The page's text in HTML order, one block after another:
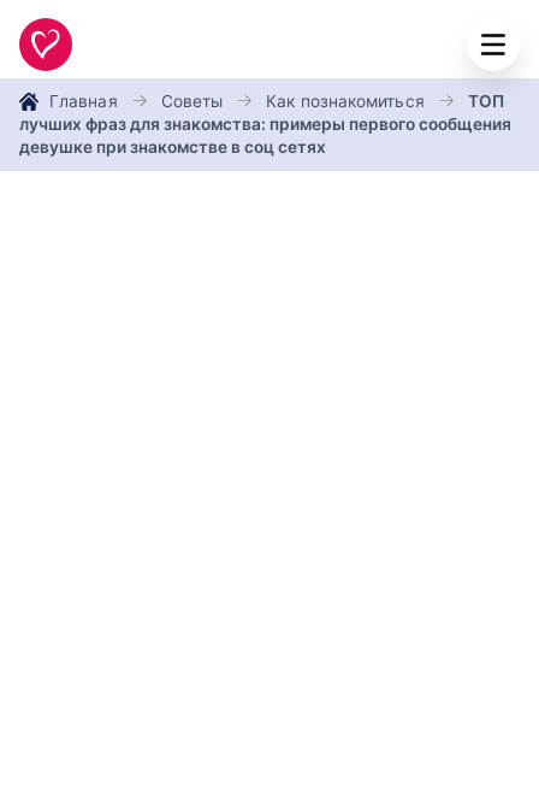
Главная Советы Как познакомиться
ТОП
лучших фраз для знакомства: примеры первого сообщения
девушке при знакомстве в соц сетях